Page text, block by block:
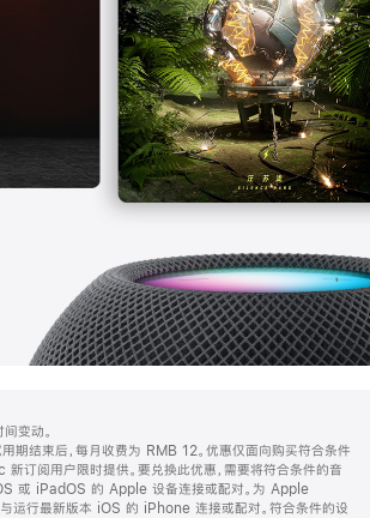
变动。
期结束后，每月收费为 RMB 12。优惠仅面向购买符合条件
订阅用户限时提供。要兑换此优惠，需要将符合条件的音
或 iPadOS 的 Apple 设备连接或配对。为 Apple
运行最新版本 iOS 的 iPhone 连接或配对。符合条件的设